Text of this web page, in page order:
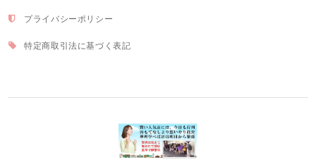
プライバシーポリシー
特定商取引法に基づく表記